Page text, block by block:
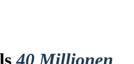
40 Millionen